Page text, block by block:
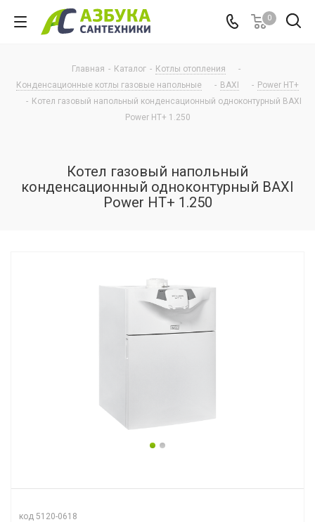
0
Главная - Каталог - Котлы отопления
-
Конденсационные котлы газовые напольные
- BAXI - Power HT+
- Котел газовый напольный конденсационный одноконтурный BAXI
Power HT+ 1.250
Котел газовый напольный
конденсационный одноконтурный BAXI
Power HT+ 1.250
код 5120-0618